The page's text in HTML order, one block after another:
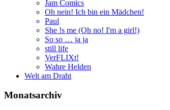
Jam Comics
Oh nein! Ich bin ein Mädchen!
Paul
She !s me (Oh no! I'm a girl!)
So so … ja ja
still life
VerFLIXt!
Wahre Helden
Welt am Draht
Monatsarchiv